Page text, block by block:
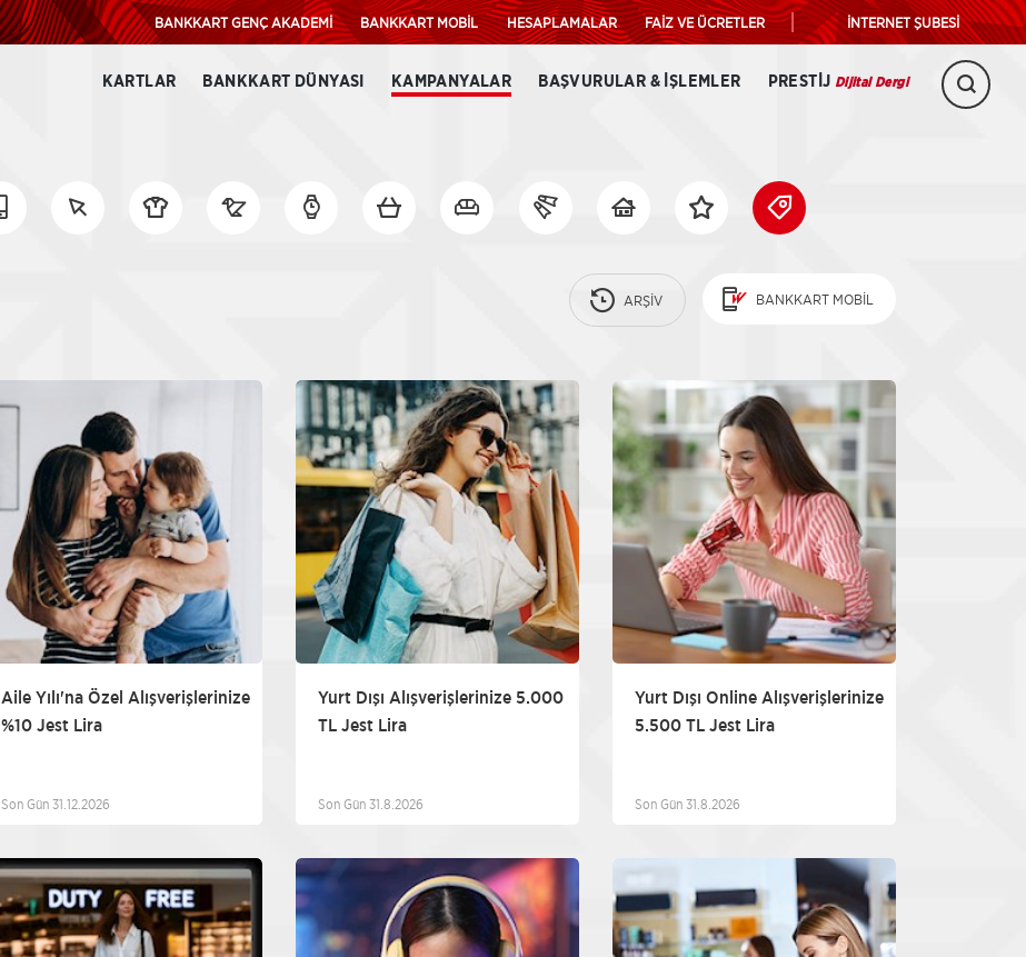
BANKKART GENÇ AKADEMİ BANKKART MOBİL HESAPLAMALAR FAİZ VE ÜCRETLER İNTERNET ŞUBESİ
KARTLAR BANKKART DÜNYASI KAMPANYALAR BAŞVURULAR & İŞLEMLER PRESTIJ Dijital Dergi
Arama
Alanı
BANKKART MOBİL
ARŞİV
Aile Yılı'na Özel Alışverişlerinize
%10 Jest Lira
Son Gün 31.12.2026
Yurt Dışı Alışverişlerinize 5.000
TL Jest Lira
Son Gün 31.8.2026
Diğer
Yurt Dışı Online Alışverişlerinize
5.500 TL Jest Lira
Son Gün 31.8.2026
Diğer
Diğer Diğer